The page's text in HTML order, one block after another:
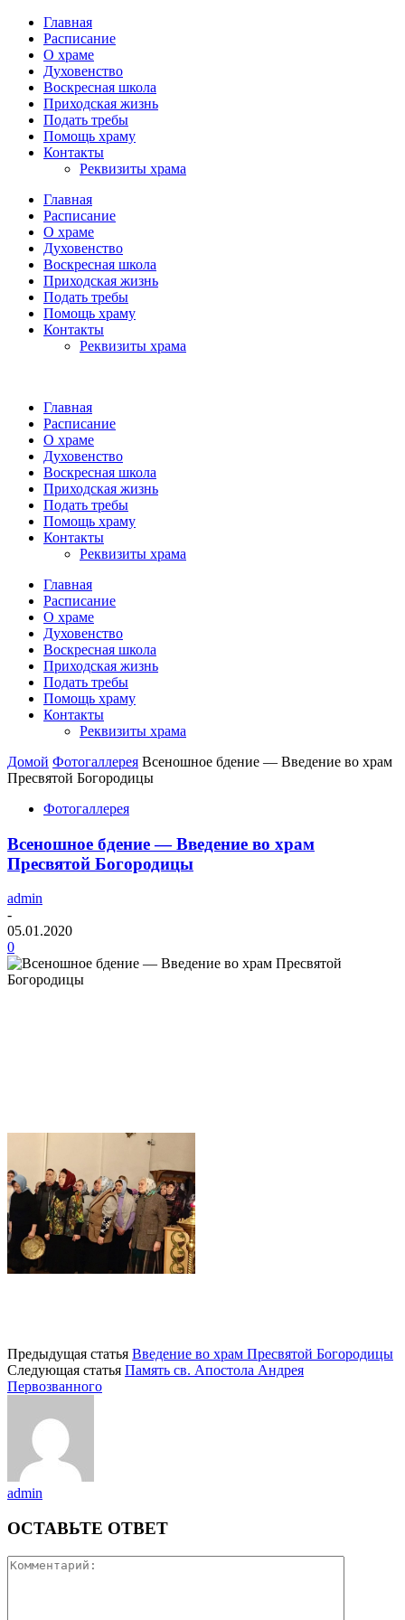
Главная
Расписание
О храме
Духовенство
Воскресная школа
Приходская жизнь
Подать требы
Помощь храму
Контакты
Реквизиты храма
Главная
Расписание
О храме
Духовенство
Воскресная школа
Приходская жизнь
Подать требы
Помощь храму
Контакты
Реквизиты храма
Главная
Расписание
О храме
Духовенство
Воскресная школа
Приходская жизнь
Подать требы
Помощь храму
Контакты
Реквизиты храма
Главная
Расписание
О храме
Духовенство
Воскресная школа
Приходская жизнь
Подать требы
Помощь храму
Контакты
Реквизиты храма
Домой Фотогаллерея Всеношное бдение — Введение во храм
Пресвятой Богородицы
Фотогаллерея
Всеношное бдение — Введение во храм
Пресвятой Богородицы
admin
-
05.01.2020
0
Предыдущая статья Введение во храм Пресвятой Богородицы
Следующая статья Память св. Апостола Андрея
Первозванного
admin
ОСТАВЬТЕ ОТВЕТ